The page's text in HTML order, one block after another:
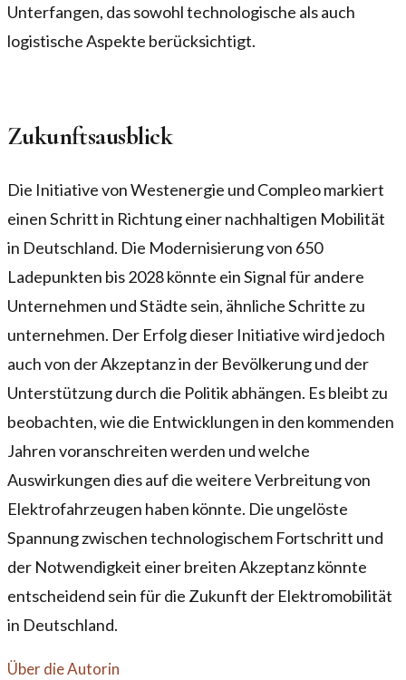
Unterfangen, das sowohl technologische als auch
logistische Aspekte berücksichtigt.
Zukunftsausblick
Die Initiative von Westenergie und Compleo markiert
einen Schritt in Richtung einer nachhaltigen Mobilität
in Deutschland. Die Modernisierung von 650
Ladepunkten bis 2028 könnte ein Signal für andere
Unternehmen und Städte sein, ähnliche Schritte zu
unternehmen. Der Erfolg dieser Initiative wird jedoch
auch von der Akzeptanz in der Bevölkerung und der
Unterstützung durch die Politik abhängen. Es bleibt zu
beobachten, wie die Entwicklungen in den kommenden
Jahren voranschreiten werden und welche
Auswirkungen dies auf die weitere Verbreitung von
Elektrofahrzeugen haben könnte. Die ungelöste
Spannung zwischen technologischem Fortschritt und
der Notwendigkeit einer breiten Akzeptanz könnte
entscheidend sein für die Zukunft der Elektromobilität
in Deutschland.
Über die Autorin